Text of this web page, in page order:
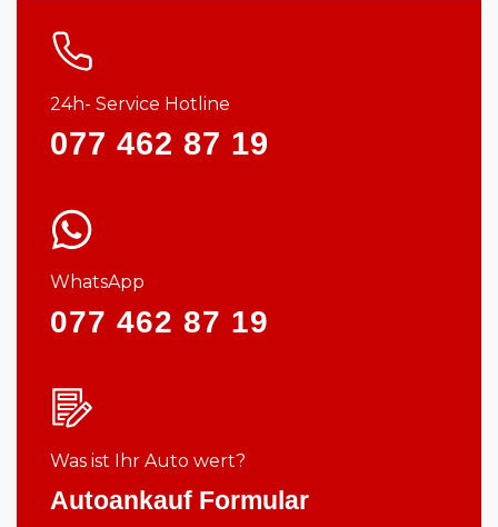
24h- Service Hotline
077 462 87 19
WhatsApp
077 462 87 19
Was ist Ihr Auto wert?
Autoankauf Formular